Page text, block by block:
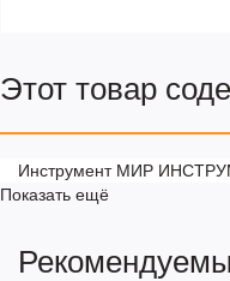
Этот товар
Инструмент МИР
Показать ещё